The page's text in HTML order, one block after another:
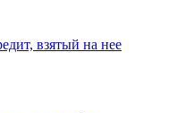
взятый на нее